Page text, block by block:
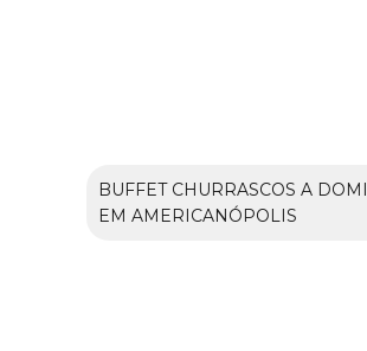
BUFFET CHURRASCOS A
EM AMERICANÓPOLIS